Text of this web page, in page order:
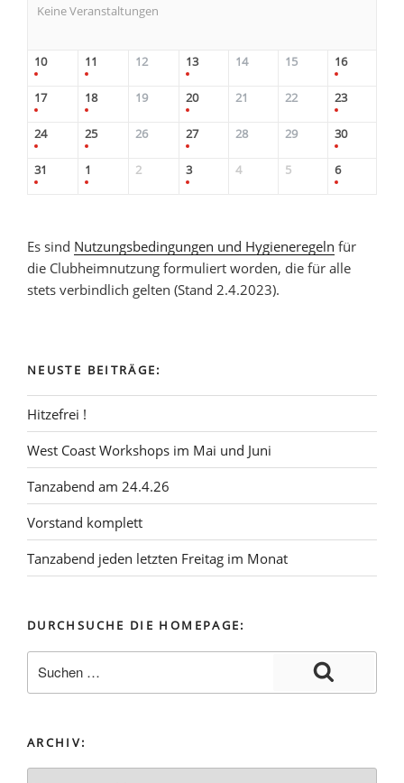
Keine Veranstaltungen
10 11 12 13 14 15 16
17 18 19 20 21 22 23
24 25 26 27 28 29 30
31 1 2 3 4 5 6
Es sind Nutzungsbedingungen und Hygieneregeln für
die Clubheimnutzung formuliert worden, die für alle
stets verbindlich gelten (Stand 2.4.2023).
NEUSTE BEITRÄGE:
Hitzefrei !
West Coast Workshops im Mai und Juni
Tanzabend am 24.4.26
Vorstand komplett
Tanzabend jeden letzten Freitag im Monat
DURCHSUCHE DIE HOMEPAGE:
ARCHIV: